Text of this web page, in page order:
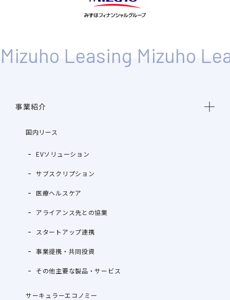
事業紹介
国内リース
EVソリューション
サブスクリプション
医療ヘルスケア
アライアンス先との協業
スタートアップ連携
事業提携・共同投資
その他主要な製品・サービス
サーキュラーエコノミー